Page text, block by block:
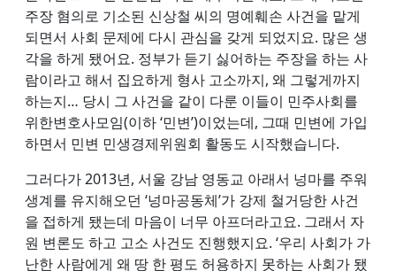
주장 혐의로 기소된 신상철 씨의 명예훼손 사건을 맡게
되면서 사회 문제에 다시 관심을 갖게 되었지요. 많은 생
각을 하게 됐어요. 정부가 듣기 싫어하는 주장을 하는 사
람이라고 해서 집요하게 형사 고소까지, 왜 그렇게까지
하는지… 당시 그 사건을 같이 다룬 이들이 민주사회를
위한변호사모임(이하 ‘민변’)이었는데, 그때 민변에 가입
하면서 민변 민생경제위원회 활동도 시작했습니다.
그러다가 2013년, 서울 강남 영동교 아래서 넝마를 주워
생계를 유지해오던 ‘넝마공동체’가 강제 철거당한 사건
을 접하게 됐는데 마음이 너무 아프더라고요. 그래서 자
원 변론도 하고 고소 사건도 진행했지요. ‘우리 사회가 가
난한 사람에게 왜 땅 한 평도 허용하지 못하는 사회가 됐